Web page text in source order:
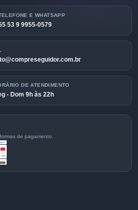
E WHATSAPP
53 9 9955-0579
DE ATENDIMENTO
- Dom 9h às 22h
de pagamento.